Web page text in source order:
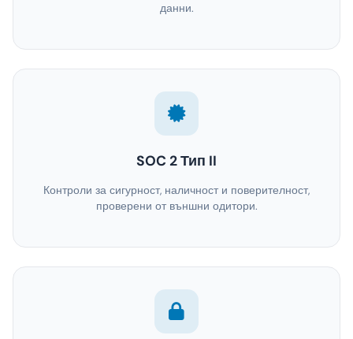
данни.
SOC 2 Тип II
Контроли за сигурност, наличност и поверителност,
проверени от външни одитори.